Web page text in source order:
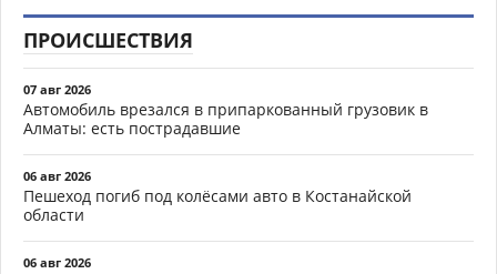
ПРОИСШЕСТВИЯ
07 авг 2026
Автомобиль врезался в припаркованный грузовик в
Алматы: есть пострадавшие
06 авг 2026
Пешеход погиб под колёсами авто в Костанайской
области
06 авг 2026